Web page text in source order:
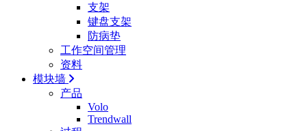
支架
键盘支架
防病垫
工作空间管理
资料
模块墙
产品
Volo
Trendwall